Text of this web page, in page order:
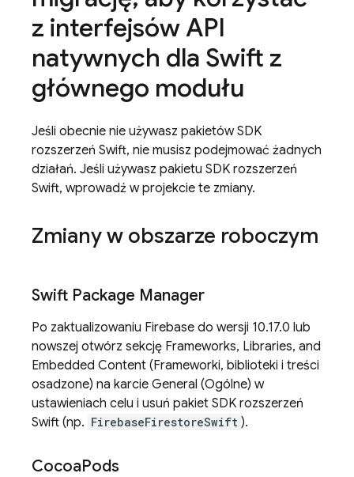
z interfejsów API
natywnych dla Swift z
głównego modułu
Jeśli obecnie nie używasz pakietów SDK
rozszerzeń Swift, nie musisz podejmować żadnych
działań. Jeśli używasz pakietu SDK rozszerzeń
Swift, wprowadź w projekcie te zmiany.
Zmiany w obszarze roboczym
Swift Package Manager
Po zaktualizowaniu Firebase do wersji 10.17.0 lub
nowszej otwórz sekcję Frameworks, Libraries, and
Embedded Content (Frameworki, biblioteki i treści
osadzone) na karcie General (Ogólne) w
ustawieniach celu i usuń pakiet SDK rozszerzeń
Swift (np. FirebaseFirestoreSwift ).
CocoaPods